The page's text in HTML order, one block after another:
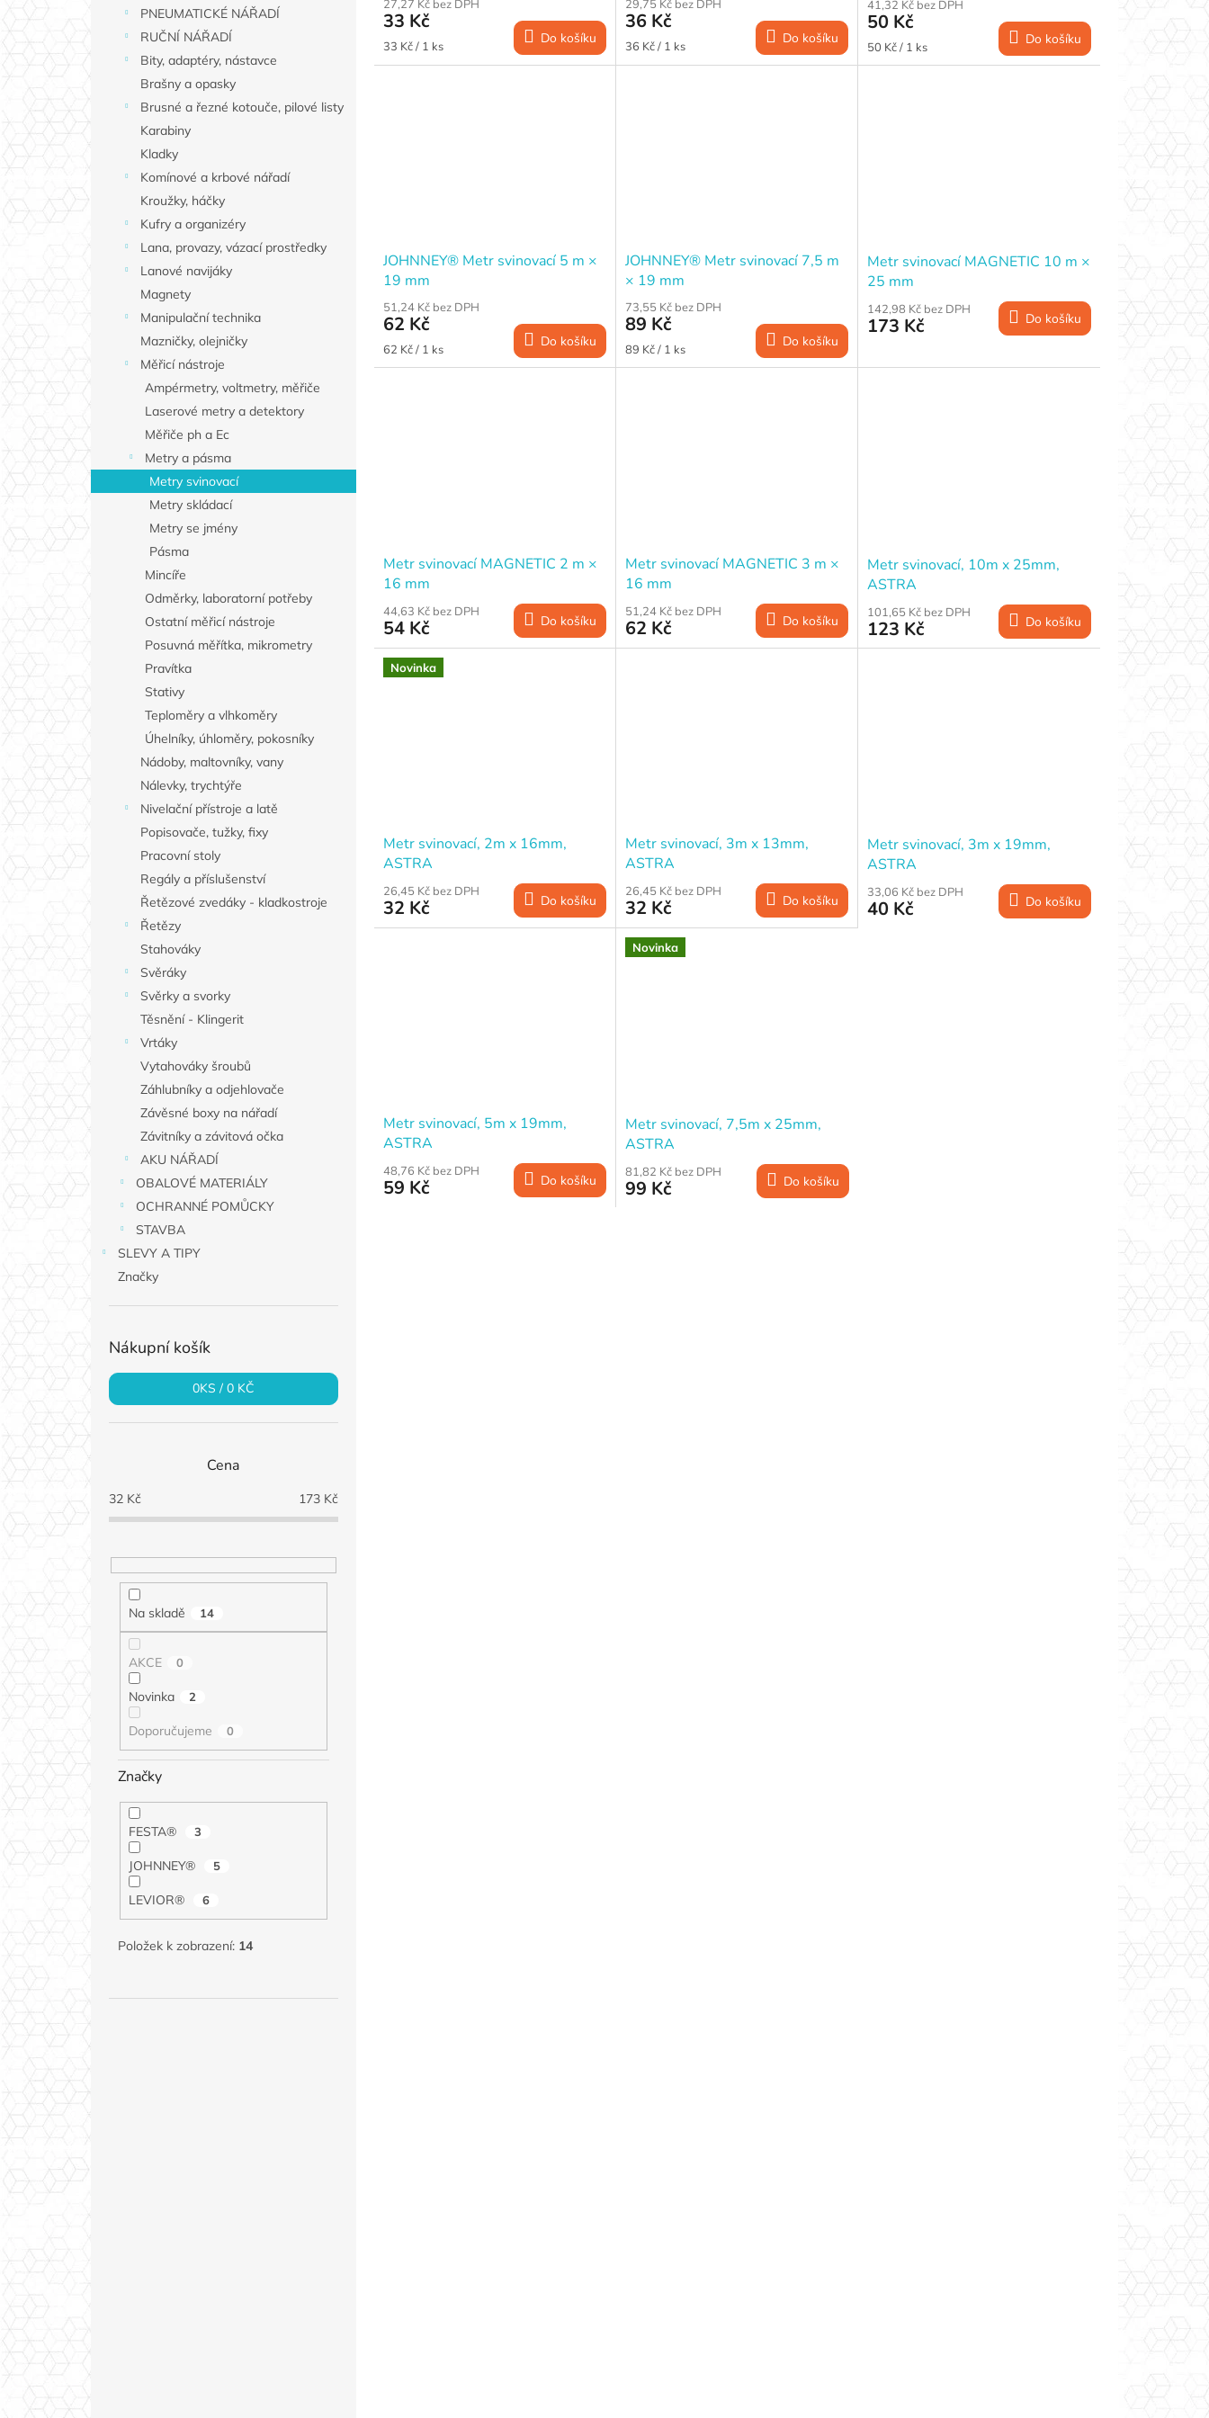
PNEUMATICKÉ NÁŘADÍ
RUČNÍ NÁŘADÍ
Bity, adaptéry, nástavce
Brašny a opasky
Brusné a řezné kotouče, pilové listy
Karabiny
Kladky
Komínové a krbové nářadí
Kroužky, háčky
Kufry a organizéry
Lana, provazy, vázací prostředky
Lanové navijáky
Magnety
Manipulační technika
Mazničky, olejničky
Měřicí nástroje
Ampérmetry, voltmetry, měřiče
Laserové metry a detektory
Měřiče ph a Ec
Metry a pásma
Metry svinovací
Metry skládací
Metry se jmény
Pásma
Mincíře
Odměrky, laboratorní potřeby
Ostatní měřicí nástroje
Posuvná měřítka, mikrometry
Pravítka
Stativy
Teploměry a vlhkoměry
Úhelníky, úhloměry, pokosníky
Nádoby, maltovníky, vany
Nálevky, trychtýře
Nivelační přístroje a latě
Popisovače, tužky, fixy
Pracovní stoly
Regály a příslušenství
Řetězové zvedáky - kladkostroje
Řetězy
Stahováky
Svěráky
Svěrky a svorky
Těsnění - Klingerit
Vrtáky
Vytahováky šroubů
Záhlubníky a odjehlovače
Závěsné boxy na nářadí
Závitníky a závitová očka
AKU NÁŘADÍ
OBALOVÉ MATERIÁLY
OCHRANNÉ POMŮCKY
STAVBA
SLEVY A TIPY
Značky
Nákupní košík
0KS /0 KČ
Cena
32Kč 173Kč
Na skladě 14
AKCE 0
Novinka 2
Doporučujeme 0
Značky
FESTA® 3
JOHNNEY® 5
LEVIOR® 6
Položek k zobrazení: 14
27,27 Kč bez DPH
33 Kč
Měrná
cena:
33 Kč / 1 ks Do košíku
29,75 Kč bez DPH
36 Kč
Měrná
cena:
36 Kč / 1 ks Do košíku
41,32 Kč bez DPH
50 Kč
Měrná
cena:
50 Kč / 1 ks Do košíku
JOHNNEY® Metr svinovací 5 m ×
19 mm
51,24 Kč bez DPH
62 Kč
Měrná
cena:
62 Kč / 1 ks Do košíku
JOHNNEY® Metr svinovací 7,5 m
× 19 mm
73,55 Kč bez DPH
89 Kč
Měrná
cena:
89 Kč / 1 ks Do košíku
Metr svinovací MAGNETIC 10 m ×
25 mm
142,98 Kč bez DPH
173 Kč Do košíku
Metr svinovací MAGNETIC 2 m ×
16 mm
44,63 Kč bez DPH
54 Kč Do košíku
Metr svinovací MAGNETIC 3 m ×
16 mm
51,24 Kč bez DPH
62 Kč Do košíku
Metr svinovací, 10m x 25mm,
ASTRA
101,65 Kč bez DPH
123 Kč Do košíku
Novinka
Metr svinovací, 2m x 16mm,
ASTRA
26,45 Kč bez DPH
32 Kč Do košíku
Metr svinovací, 3m x 13mm,
ASTRA
26,45 Kč bez DPH
32 Kč Do košíku
Metr svinovací, 3m x 19mm,
ASTRA
33,06 Kč bez DPH
40 Kč Do košíku
Metr svinovací, 5m x 19mm,
ASTRA
48,76 Kč bez DPH
59 Kč Do košíku
Novinka
Metr svinovací, 7,5m x 25mm,
ASTRA
81,82 Kč bez DPH
99 Kč Do košíku